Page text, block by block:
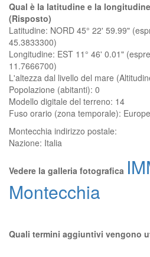
Qual è la latitudine e la
(Risposto)
Latitudine: NORD 45° 22' 59.99"
45.3833300)
Longitudine: EST 11° 46' 0.01"
11.7666700)
L'altezza dal livello del mare
Popolazione (abitanti): 0
Modello digitale del terreno: 14
Fuso orario (zona temporale):
Montecchia indirizzo postale:
Nazione: Italia
Vedere la galleria fotografica
Montecchia
Quali termini aggiuntivi vengono